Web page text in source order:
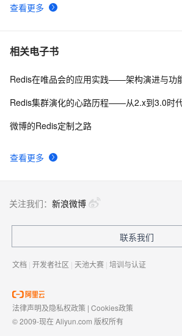
查看更多
相关电子书
查看更多
Redis在唯品会的应用实践——架构演进与功
Redis集群演化的心路历程——从2.x到3.0时
微博的Redis定制之路
关注我们： 新浪微博
联系我们
文档 | 开发者社区 | 天池大赛 | 培训与认证
法律声明及隐私权政策 | Cookies政策
© 2009-现在 Aliyun.com 版权所有